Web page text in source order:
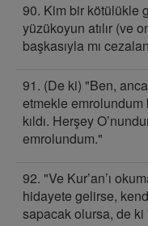
90. Kim bir kötülükle
yüzükoyun atılır (ve
başkasıyla mı
91. (De ki) "Ben,
etmekle emrolundum
kıldı. Herşey
emrolundum."
92. "Ve Kur’an’ı
hidayete gelirse,
sapacak olursa, de ki